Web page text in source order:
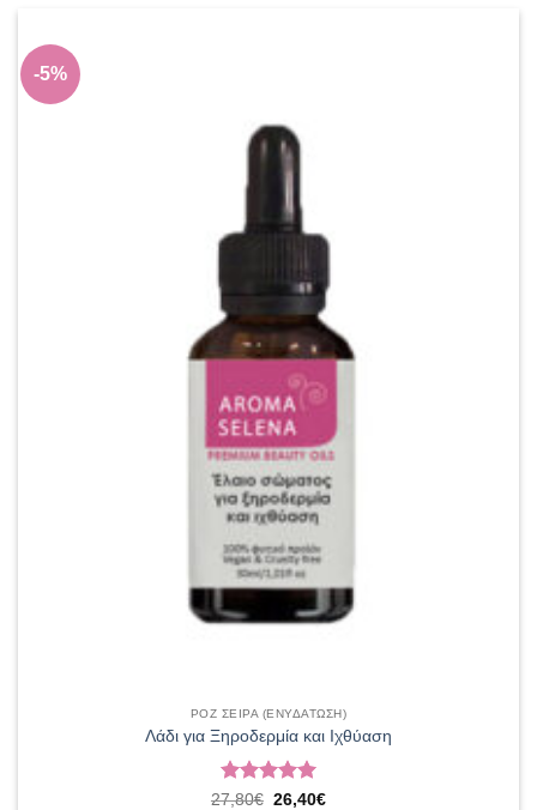
-5%
ΡΟΖ ΣΕΙΡΑ (ΕΝΥΔΑΤΩΣΗ)
Λάδι για Ξηροδερμία και Ιχθύαση
Βαθμολογήθηκε
27,80€ Original
26,40€Η